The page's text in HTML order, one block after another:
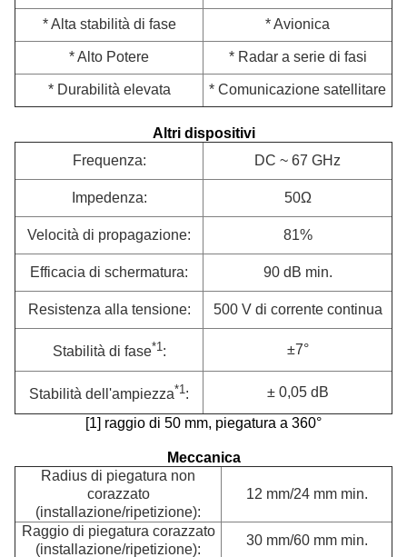
* Alta stabilità di fase * Avionica
* Alto Potere * Radar a serie di fasi
* Durabilità elevata * Comunicazione satellitare
Altri dispositivi
Frequenza:
DC ~ 67 GHz
Impedenza: 50Ω
Velocità di propagazione: 81%
Efficacia di schermatura: 90 dB min.
Resistenza alla tensione: 500 V di corrente continua
Stabilità di fase*1: ±7°
Stabilità dell'ampiezza*1:
± 0,05 dB
[1] raggio di 50 mm, piegatura a 360°
Meccanica
Radius di piegatura non
corazzato
(installazione/ripetizione):
12 mm/24 mm min.
Raggio di piegatura corazzato
(installazione/ripetizione):
30 mm/60 mm min.